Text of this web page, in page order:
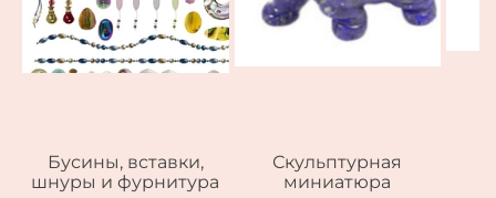
Бусины, вставки,
шнуры и фурнитура
Скульптурная
миниатюра